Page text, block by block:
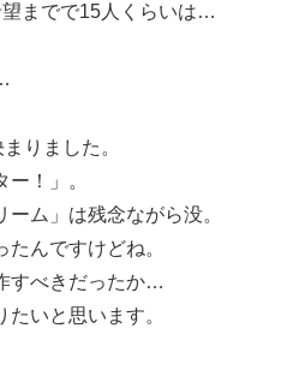
までで15人くらいは…
りました。
！」。
ーム」は残念ながら没。
んですけどね。
すべきだったか…
いと思います。